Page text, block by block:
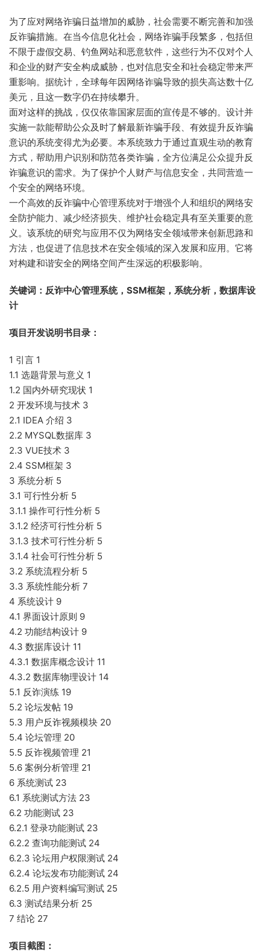
为了应对网络诈骗日益增加的威胁，社会需要不断完善和加强
反诈骗措施。在当今信息化社会，网络诈骗手段繁多，包括但
不限于虚假交易、钓鱼网站和恶意软件，这些行为不仅对个人
和企业的财产安全构成威胁，也对信息安全和社会稳定带来严
重影响。据统计，全球每年因网络诈骗导致的损失高达数十亿
美元，且这一数字仍在持续攀升。
面对这样的挑战，仅仅依靠国家层面的宣传是不够的。设计并
实施一款能帮助公众及时了解最新诈骗手段、有效提升反诈骗
意识的系统变得尤为必要。本系统致力于通过直观生动的教育
方式，帮助用户识别和防范各类诈骗，全方位满足公众提升反
诈骗意识的需求。为了保护个人财产与信息安全，共同营造一
个安全的网络环境。
一个高效的反诈骗中心管理系统对于增强个人和组织的网络安
全防护能力、减少经济损失、维护社会稳定具有至关重要的意
义。该系统的研究与应用不仅为网络安全领域带来创新思路和
方法，也促进了信息技术在安全领域的深入发展和应用。它将
对构建和谐安全的网络空间产生深远的积极影响。
关键词：反诈中心管理系统，SSM框架，系统分析，数据库设
计
项目开发说明书目录：
1 引言 1
1.1 选题背景与意义 1
1.2 国内外研究现状 1
2 开发环境与技术 3
2.1 IDEA 介绍 3
2.2 MYSQL数据库 3
2.3 VUE技术 3
2.4 SSM框架 3
3 系统分析 5
3.1 可行性分析 5
3.1.1 操作可行性分析 5
3.1.2 经济可行性分析 5
3.1.3 技术可行性分析 5
3.1.4 社会可行性分析 5
3.2 系统流程分析 5
3.3 系统性能分析 7
4 系统设计 9
4.1 界面设计原则 9
4.2 功能结构设计 9
4.3 数据库设计 11
4.3.1 数据库概念设计 11
4.3.2 数据库物理设计 14
5.1 反诈演练 19
5.2 论坛发帖 19
5.3 用户反诈视频模块 20
5.4 论坛管理 20
5.5 反诈视频管理 21
5.6 案例分析管理 21
6 系统测试 23
6.1 系统测试方法 23
6.2 功能测试 23
6.2.1 登录功能测试 23
6.2.2 查询功能测试 24
6.2.3 论坛用户权限测试 24
6.2.4 论坛发布功能测试 24
6.2.5 用户资料编写测试 25
6.3 测试结果分析 25
7 结论 27
项目截图：